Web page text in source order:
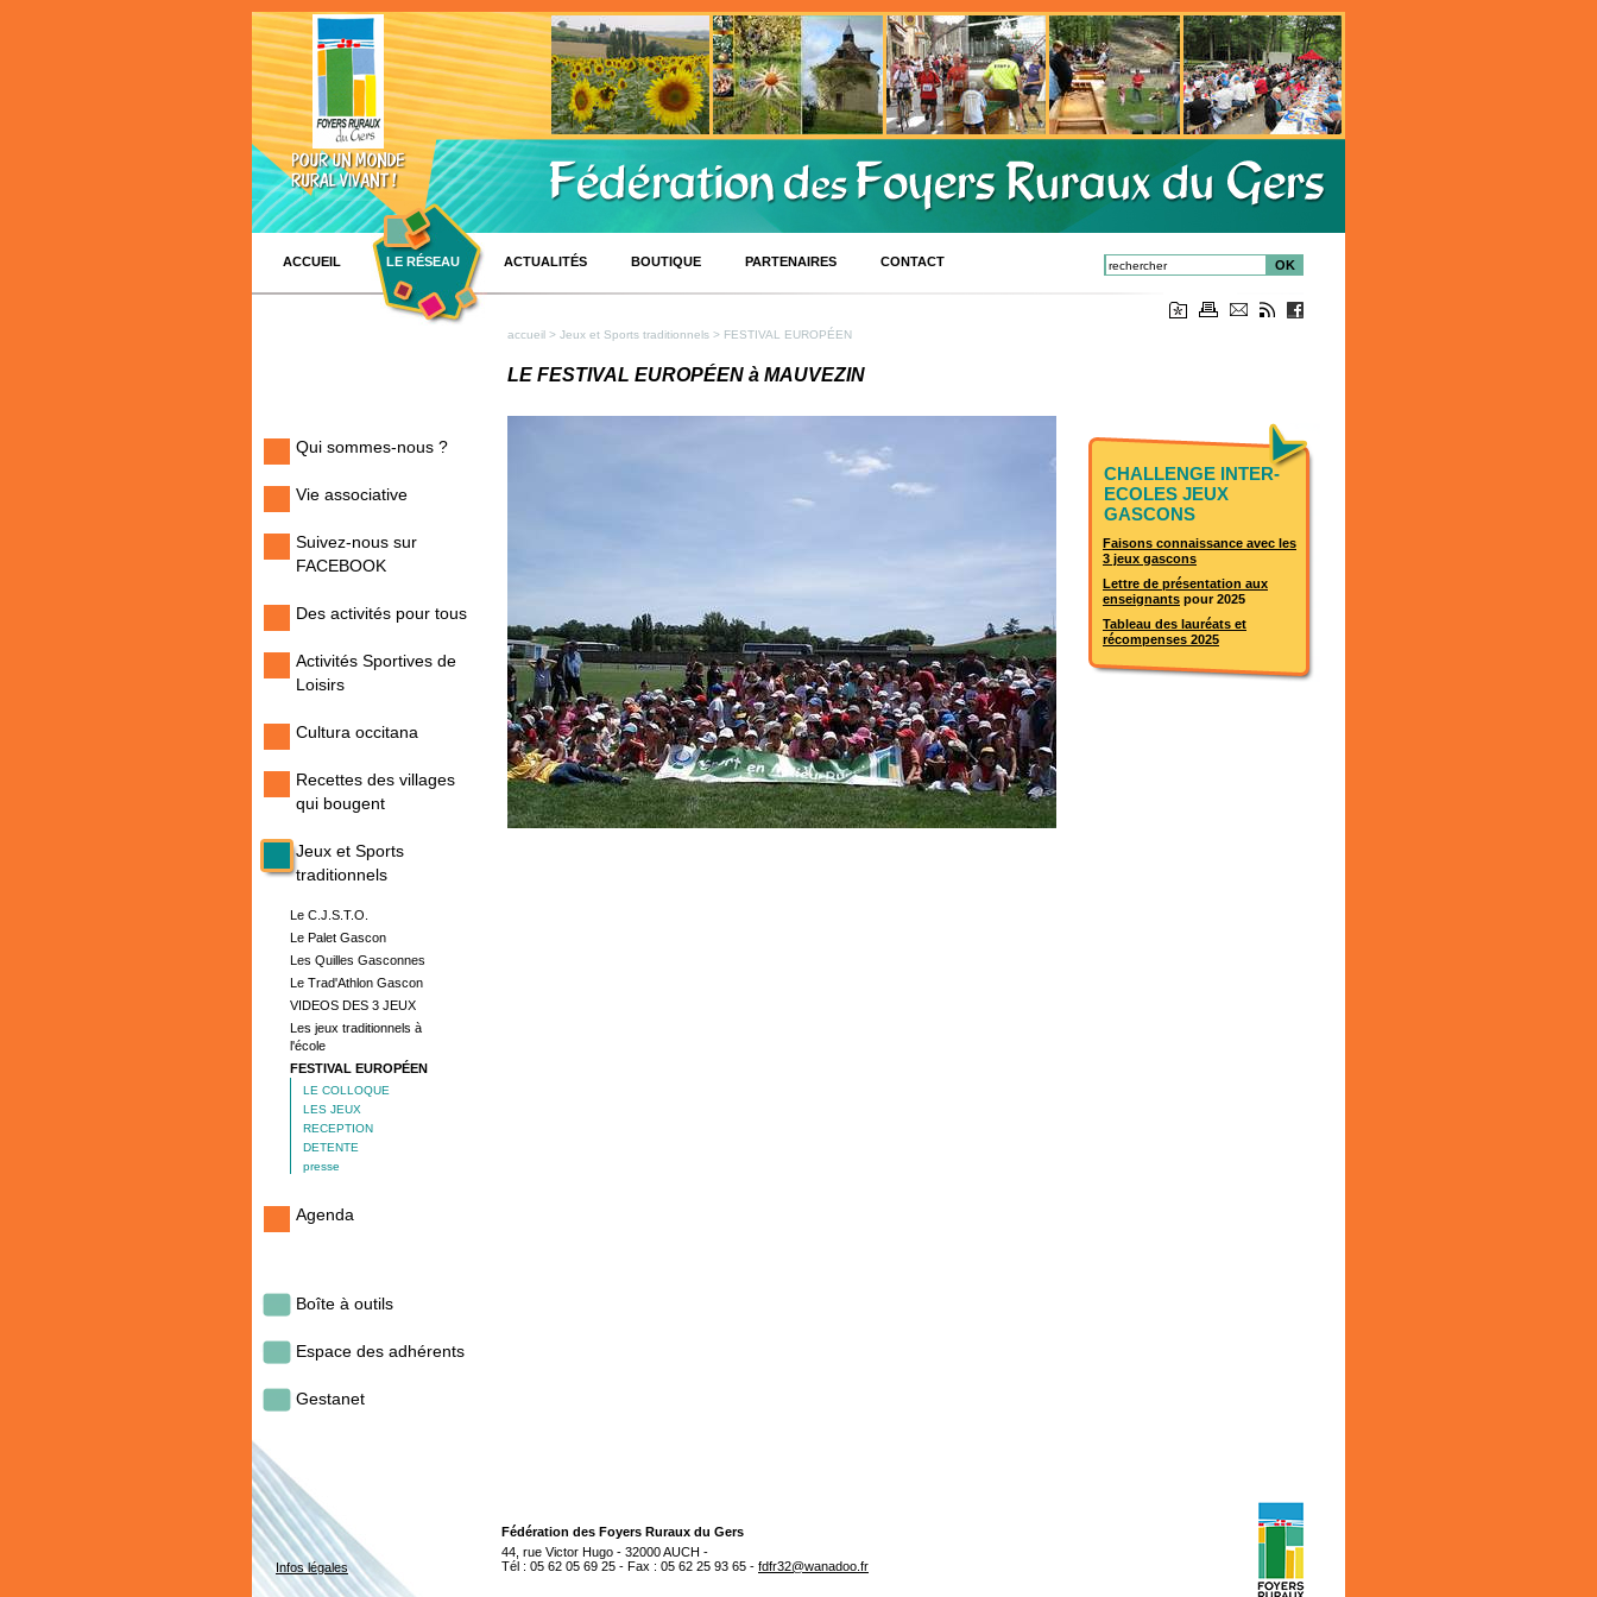
ACCUEIL LE RÉSEAU ACTUALITÉS BOUTIQUE PARTENAIRES CONTACT OK
Qui sommes-nous ?
Vie associative
Suivez-nous sur
FACEBOOK
Des activités pour tous
Activités Sportives de
Loisirs
Cultura occitana
Recettes des villages
qui bougent
Jeux et Sports
traditionnels
Le C.J.S.T.O.
Le Palet Gascon
Les Quilles Gasconnes
Le Trad'Athlon Gascon
VIDEOS DES 3 JEUX
Les jeux traditionnels à
l'école
FESTIVAL EUROPÉEN
LE COLLOQUE
LES JEUX
RECEPTION
DETENTE
presse
Agenda
Boîte à outils
Espace des adhérents
Gestanet
accueil > Jeux et Sports traditionnels > FESTIVAL EUROPÉEN
LE FESTIVAL EUROPÉEN à MAUVEZIN
CHALLENGE INTER-
ECOLES JEUX
GASCONS
Faisons connaissance avec les
3 jeux gascons
Lettre de présentation aux
enseignants pour 2025
Tableau des lauréats et
récompenses 2025
Infos légales
Fédération des Foyers Ruraux du Gers
44, rue Victor Hugo - 32000 AUCH -
Tél : 05 62 05 69 25 - Fax : 05 62 25 93 65 - fdfr32@wanadoo.fr